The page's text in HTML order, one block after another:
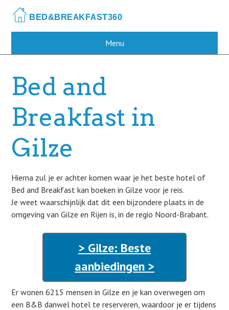
main
Menu
Bed and
Breakfast in
Gilze
Hierna zul je er achter komen waar je het beste hotel of
Bed and Breakfast kan boeken in Gilze voor je reis.
Je weet waarschijnlijk dat dit een bijzondere plaats in de
omgeving van Gilze en Rijen is, in de regio Noord-Brabant.
> Gilze: Beste
aanbiedingen >
Er wonen 6215 mensen in Gilze en je kan overwegen om
een B&B danwel hotel te reserveren, waardoor je er tijdens